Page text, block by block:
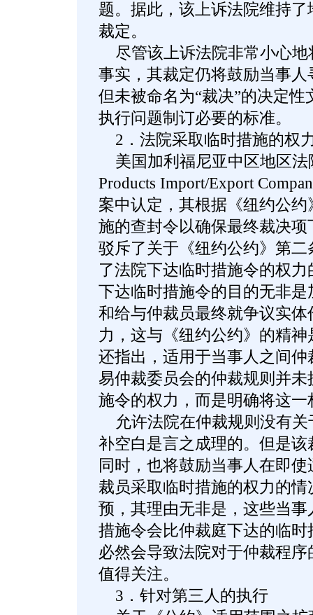
题。据此，该上诉法院维持
裁定。
尽管该上诉法院非常小心地
事实，其裁定仍将鼓励当事
但未被命名为“裁决”的决定
执行问题制订必要的标准。
2．法院采取临时措施的权
美国加利福尼亚中区地区法
Products Import/Export
案中认定，其根据《纽约公
施的查封令以确保最终裁决
驳斥了关于《纽约公约》第
了法院下达临时措施令的权
下达临时措施令的目的无非
和给与仲裁员最终就争议实
力，这与《纽约公约》的精
还指出，适用于当事人之间
易仲裁委员会的仲裁规则并
施令的权力，而是明确将这一
允许法院在仲裁规则没有关
补空白是言之成理的。但是
同时，也将鼓励当事人在即
裁员采取临时措施的权力的
预，其理由无非是，这些当
措施令会比仲裁庭下达的临
必然会导致法院对于仲裁程
值得关注。
3．针对第三人的执行